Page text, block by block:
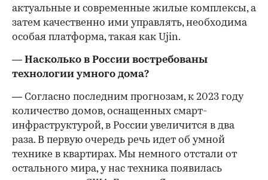
актуальные и современные жилые комплексы, а
затем качественно ими управлять, необходима
особая платформа, такая как Ujin.
— Насколько в России востребованы
технологии умного дома?
— Согласно последним прогнозам, к 2023 году
количество домов, оснащенных смарт-
инфраструктурой, в России увеличится в два
раза. В первую очередь речь идет об умной
технике в квартирах. Мы немного отстали от
остального мира, у нас техника появилась